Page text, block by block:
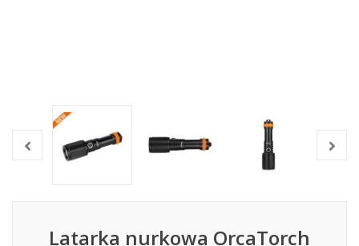
Latarka nurkowa OrcaTorch